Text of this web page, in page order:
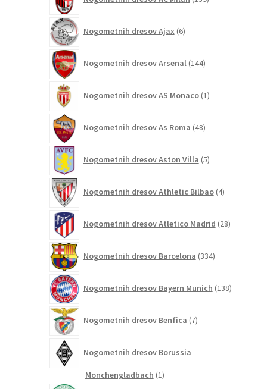
izdelkov
Nogometnih dresov Ajax 6izdelkov
Nogometnih dresov Arsenal 144izdelkov
Nogometnih dresov AS Monaco 1izdelek
Nogometnih dresov As Roma 48izdelkov
Nogometnih dresov Aston Villa 5izdelkov
Nogometnih dresov Athletic Bilbao 4izdelki
Nogometnih dresov Atletico Madrid 28izdelkov
Nogometnih dresov Barcelona 334izdelkov
Nogometnih dresov Bayern Munich 138izdelkov
Nogometnih dresov Benfica 7izdelkov
Nogometnih dresov Borussia
Monchengladbach 11